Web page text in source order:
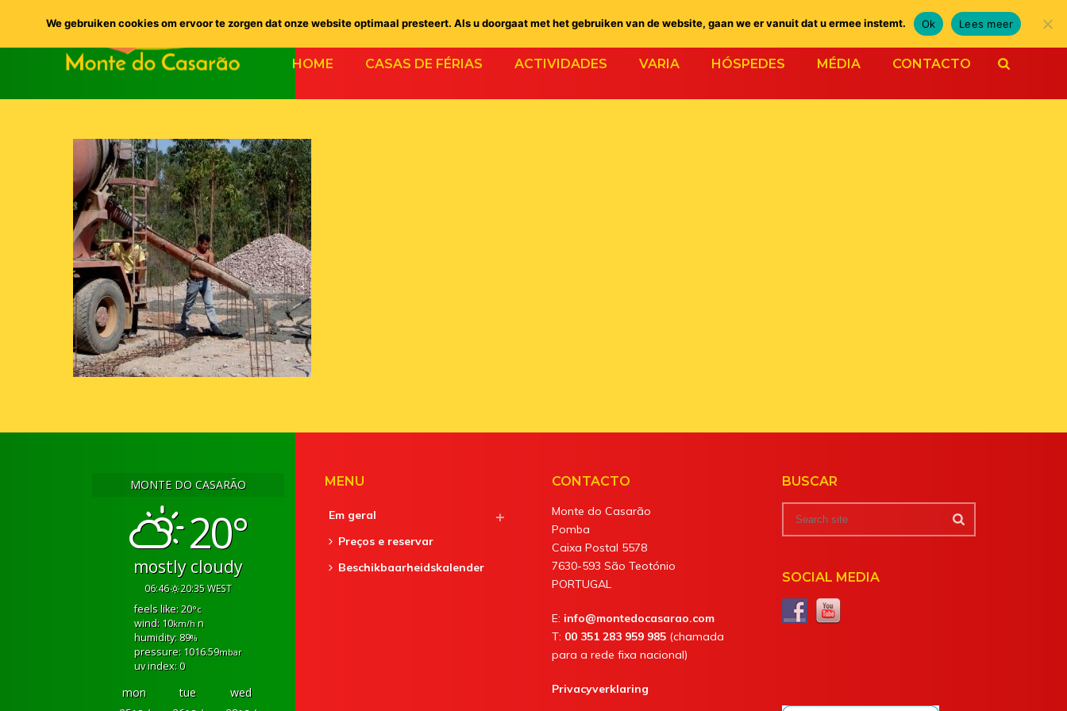
HOME CASAS DE FÉRIAS ACTIVIDADES VARIA HÓSPEDES MÉDIA CONTACTO
MONTE DO CASARÃO
20°
mostly cloudy
06:46 20:35 WEST
feels like: 20°c
wind: 10km/h n
humidity: 89%
pressure: 1016.59mbar
uv index: 0
mon tue
wed
MENU
Em geral
Preços e reservar
Beschikbaarheidskalender
CONTACTO
Monte do Casarão
Pomba
Caixa Postal 5578
7630-593 São Teotónio
PORTUGAL
E: info@montedocasarao.com
T: 00 351 283 959 985 (chamada
para a rede fixa nacional)
Privacyverklaring
BUSCAR
SOCIAL MEDIA
We gebruiken cookies om ervoor te zorgen dat onze website optimaal presteert. Als u doorgaat met het gebruiken van de website, gaan we er vanuit dat u ermee instemt. Ok Lees meer